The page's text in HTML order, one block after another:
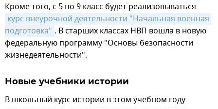
Кроме того, с 5 по 9 класс будет реализовываться
курс внеурочной деятельности "Начальная военная
подготовка" . В старших классах НВП вошла в новую
федеральную программу "Основы безопасности
жизнедеятельности".
Новые учебники истории
В школьный курс истории в этом учебном году